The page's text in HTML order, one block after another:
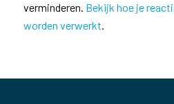
verminderen. Bekijk hoe je
worden verwerkt.